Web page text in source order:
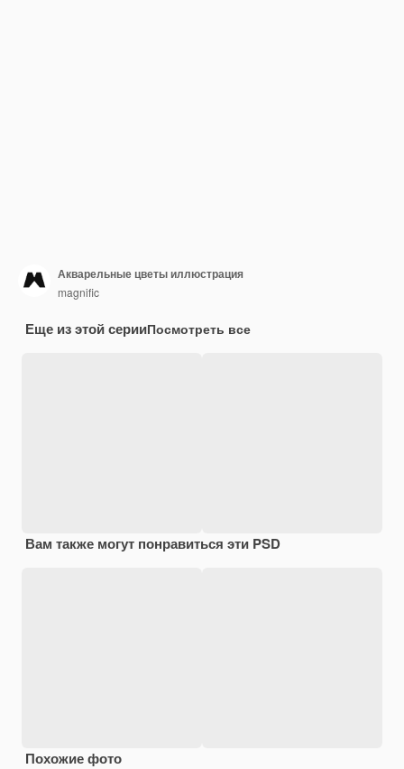
Акварельные цветы иллюстрация
magnific
Еще из этой серииПосмотреть все
Вам также могут понравиться эти PSD
Похожие фото